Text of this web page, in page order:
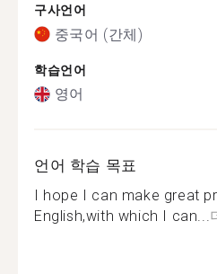
구사언어
중국어 (간체)
학습언어
영어
언어 학습 목표
I hope I can make great
English,with which I can...